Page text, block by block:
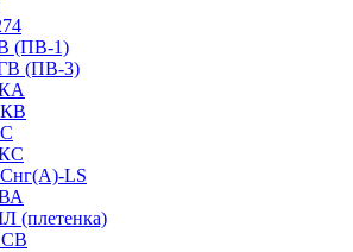
(ПВ-1)
(ПВ-3)
LS
(плетенка)